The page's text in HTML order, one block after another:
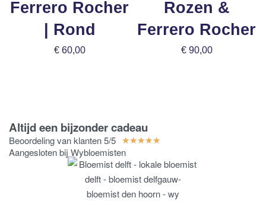
Ferrero Rocher
| Rond
€60,00
Rozen &
Ferrero Rocher
€90,00
Altijd een bijzonder cadeau
Beoordeling van klanten 5/5 ★★★★★
Aangesloten bij Wybloemisten